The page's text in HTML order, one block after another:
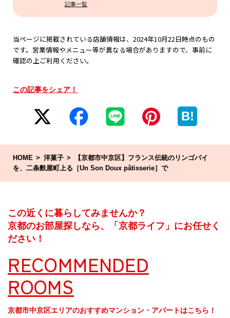
記事一覧
当ページに掲載されている店舗情報は、2024年10月22日時点のもの
です。営業情報やメニュー等が異なる場合がありますので、事前に
確認の上ご利用ください。
この記事をシェア！
B!
HOME 洋菓子
【京都市中京区】フランス伝統のリンゴパイ
を、二条麩屋町上る［Un Son Doux pâtisserie］で
この近くに暮らしてみませんか？
京都のお部屋探しなら、「京都ライフ」にお任せく
ださい！
RECOMMENDED
ROOMS
京都市中京区エリアのおすすめマンション・アパートはこちら！